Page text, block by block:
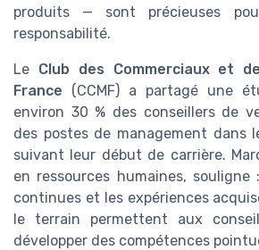
produits — sont précieuses
responsabilité.
Le Club des Commerciaux et
France (CCMF) a partagé une
environ 30 % des conseillers de
des postes de management dans
suivant leur début de carrière.
en ressources humaines,
continues et les expériences
le terrain permettent aux
développer des compétences